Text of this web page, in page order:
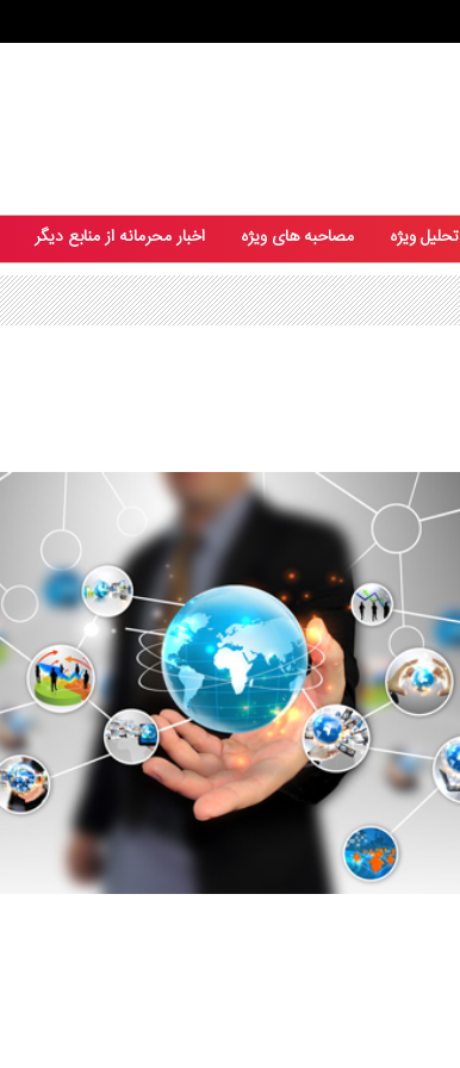
تحلیل ویژه مصاحبه های ویژه اخبار محرمانه از منابع دیگر